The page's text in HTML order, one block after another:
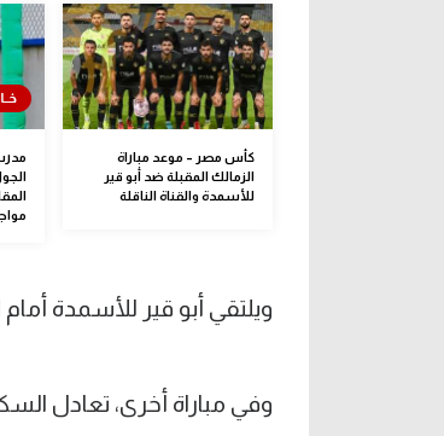
كأس مصر – موعد مباراة
الزمالك المقبلة ضد أبو قير
للأسمدة والقناة الناقلة
ويلتقي أبو قير للأسمدة أمام
وفي مباراة أخرى، تعادل